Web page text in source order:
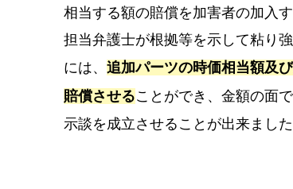
相当する額の賠償を加害者の加入
担当弁護士が根拠等を示して粘り
には、 追加パーツの時価相当額及
賠償させることができ、金額の面
示談を成立させることが出来ました